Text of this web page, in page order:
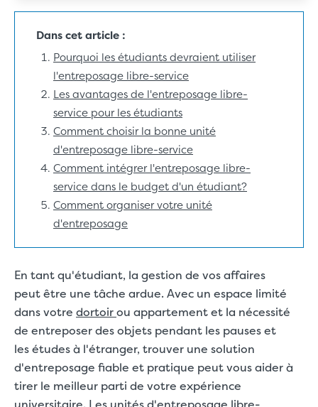
En tant qu'étudiant, la gestion de vos affaires
peut être une tâche ardue. Avec un espace limité
dans votre dortoirou appartement et la nécessité
de entreposer des objets pendant les pauses et
les études à l'étranger, trouver une solution
d'entreposage fiable et pratique peut vous aider à
tirer le meilleur parti de votre expérience
Dans cet article :
Pourquoi les étudiants devraient utiliser
l'entreposage libre-service
Les avantages de l'entreposage libre-
service pour les étudiants
Comment choisir la bonne unité
d'entreposage libre-service
Comment intégrer l'entreposage libre-
service dans le budget d'un étudiant?
Comment organiser votre unité
d'entreposage